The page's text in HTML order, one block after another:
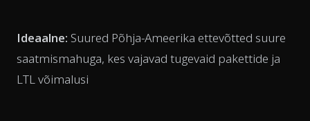
Ideaalne: Suured Põhja-Ameerika ettevõtted suure
saatmismahuga, kes vajavad tugevaid pakettide ja
LTL võimalusi